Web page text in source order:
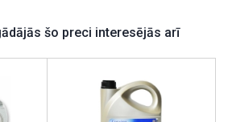
šo preci interesējās arī